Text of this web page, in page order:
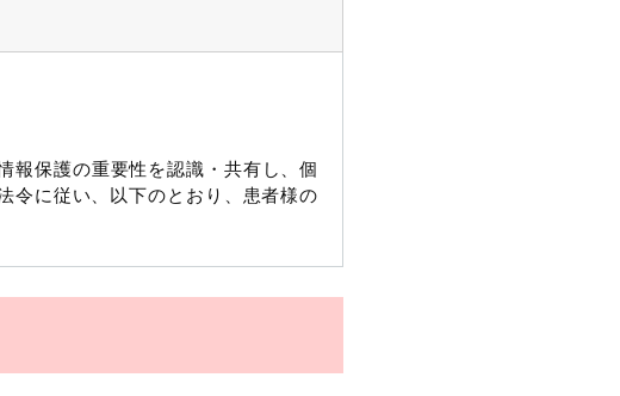
報保護の重要性を認識・共有し、個
令に従い、以下のとおり、患者様の